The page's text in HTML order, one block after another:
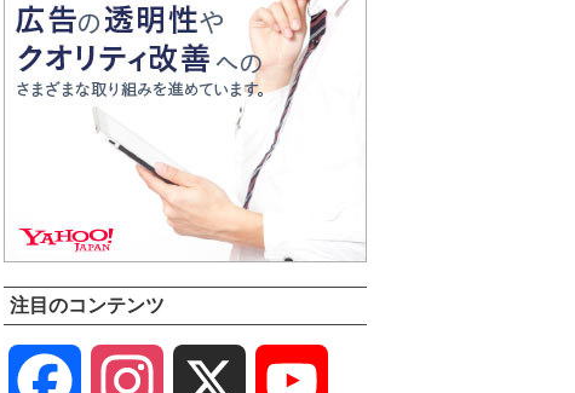
注目のコンテンツ
Facebook Instagram